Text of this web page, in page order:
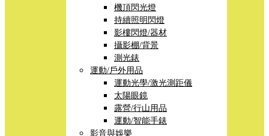
機頂閃光燈
持續照明閃燈
影樓閃燈/器材
攝影棚/背景
測光錶
運動/戶外用品
運動光學/激光測距儀
太陽眼鏡
露營/行山用品
運動/智能手錶
影音與娛樂